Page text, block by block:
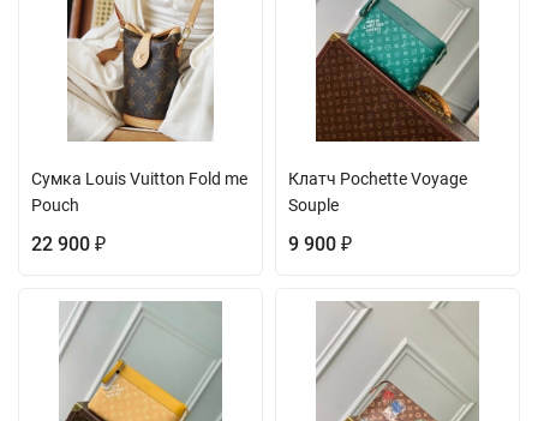
Сумка Louis Vuitton Fold me
Pouch
22 900 ₽
Клатч Pochette Voyage
Souple
9 900 ₽